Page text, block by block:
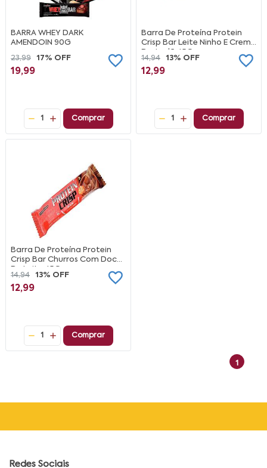
BARRA WHEY DARK
AMENDOIN 90G
23,99
17% OFF
19,99
1 Comprar
Barra De Proteína Protein
Crisp Bar Leite Ninho E Creme
De Avelã 45G
14,94 13% OFF
12,99
1 Comprar
Barra De Proteína Protein
Crisp Bar Churros Com Doce
De Leite 45G
14,94 13% OFF
12,99
1 Comprar
1
Redes Sociais